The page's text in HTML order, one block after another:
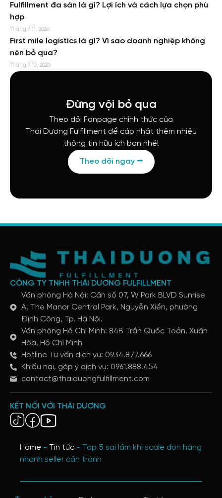
Fulfillment đa sàn là gì? Lợi ích và cách lựa chọn phù
hợp
Tháng 7 11, 2026
First mile logistics là gì? Vì sao doanh nghiệp không
nên bỏ qua?
Tháng 7 10, 2026
Đừng vội bỏ qua
Theo dõi Fanpage chính thức của
Thái Dương Fulfillment để cập nhật thêm nhiều
thông tin hữu ích bạn nhé!
Theo dõi ngay ⭢
CÔNG TY TNHH THÁI DƯƠNG FULFILLMENT
Văn phòng Hà Nội: Căn số 07, W Park BLVD Sunrise
A, The Manor Central Park, Nguyễn Xiển, phường
Định Công, Tp. Hà Nội.
Văn phòng Hồ Chí Minh: 84B Trần Quốc Toản, Xuân
Hòa, Hồ Chí Minh
Hotline Tư vấn dịch vụ: 0934.877.666
Khiếu nại, góp ý dịch vụ: 0961.888.454
contact@thaiduongfulfillment.com
KẾT NỐI VỚI THÁI DƯƠNG
Home - Tin tức - Top 5 sai lầm khi scale đơn hàng
nhanh seller cần tránh